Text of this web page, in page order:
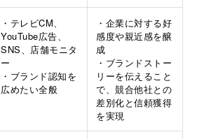
・テレビCM、
YouTube広告、
SNS、店舗モニタ
ー
・ブランド認知を
広めたい全般
・企業に対する好
感度や親近感を醸
成
・ブランドストー
リーを伝えること
で、競合他社との
差別化と信頼獲得
を実現